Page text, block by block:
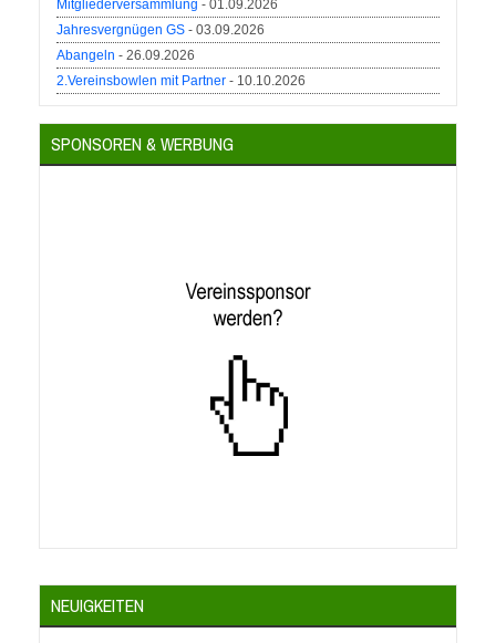
Mitgliederversammlung - 01.09.2026
Jahresvergnügen GS - 03.09.2026
Abangeln - 26.09.2026
2.Vereinsbowlen mit Partner - 10.10.2026
SPONSOREN & WERBUNG
NEUIGKEITEN